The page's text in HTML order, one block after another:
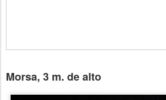
Morsa, 3 m. de alto